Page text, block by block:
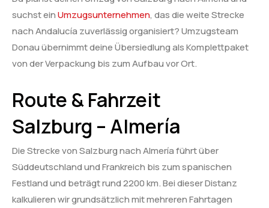
suchst einUmzugsunternehmen, das die weite Strecke
nach Andalucía zuverlässig organisiert? Umzugsteam
Donau übernimmt deine Übersiedlung als Komplettpaket
von der Verpackung bis zum Aufbau vor Ort.
Route & Fahrzeit
Salzburg – Almería
Die Strecke von Salzburg nach Almería führt über
Süddeutschland und Frankreich bis zum spanischen
Festland und beträgt rund 2200 km. Bei dieser Distanz
kalkulieren wir grundsätzlich mit mehreren Fahrtagen